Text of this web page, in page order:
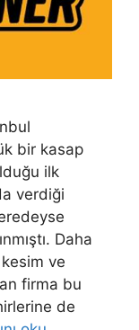
bir kasap
ilk
verdiği
Daha
ve
firma bu
de